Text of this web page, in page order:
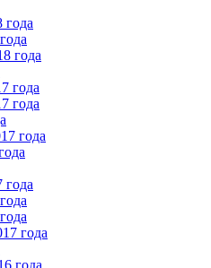
года
года
года
года
года
года